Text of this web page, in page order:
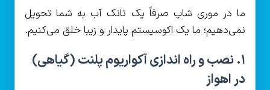
ما در موری شاپ صرفاً یک تانک آب به شما تحویل
نمی‌دهیم؛ ما یک اکوسیستم پایدار و زیبا خلق می‌کنیم.
۱. نصب و راه‌ اندازی آکواریوم پلنت (گیاهی)
در اهواز